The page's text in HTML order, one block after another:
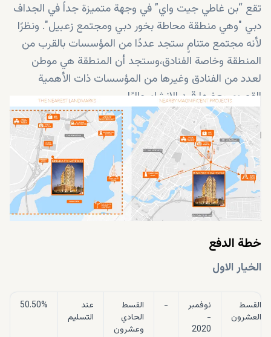
تقع “بن غاطي جيت واي” في وجهة متميزة جداً في الجداف
دبي "وهي منطقة محاطة بخور دبي ومجتمع زعبيل". ونظرًا
لأنه مجتمع متنامٍ ستجد عددًا من المؤسسات بالقرب من
المنطقة وخاصة الفنادق،وستجد أن المنطقة هي موطن
لعدد من الفنادق وغيرها من المؤسسات ذات الأهمية
القصوى بعضها قيد الإنشاء حاليًا.
خطة الدفع
الخيار الاول
القسط
العشرون
نوفمبر
-
2020
-
القسط
الحادي
وعشرون
عند
التسليم
50.50%